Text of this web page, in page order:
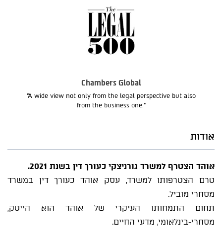
Chambers Global
“A wide view not only from the legal perspective but also
from the business one.”
אודות
אוהד הצטרף למשרד גורניצקי כעורך דין בשנת 2021.
טרם הצטרפותו למשרד, עסק אוהד כעורך דין במשרד
מסחרי מוביל.
תחום התמחותו העיקרי של אוהד הוא הייטק,
מסחרי-בינלאומי, מדעי החיים.